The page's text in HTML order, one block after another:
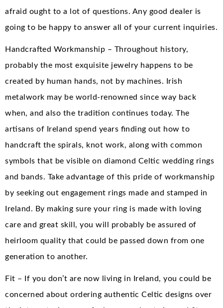
afraid ought to a lot of questions. Any good dealer is
going to be happy to answer all of your current inquiries.
Handcrafted Workmanship – Throughout history,
probably the most exquisite jewelry happens to be
created by human hands, not by machines. Irish
metalwork may be world-renowned since way back
when, and also the tradition continues today. The
artisans of Ireland spend years finding out how to
handcraft the spirals, knot work, along with common
symbols that be visible on diamond Celtic wedding rings
and bands. Take advantage of this pride of workmanship
by seeking out engagement rings made and stamped in
Ireland. By making sure your ring is made with loving
care and great skill, you will probably be assured of
heirloom quality that could be passed down from one
generation to another.
Fit – If you don’t are now living in Ireland, you could be
concerned about ordering authentic Celtic designs over